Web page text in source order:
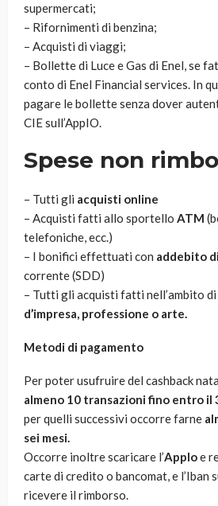
supermercati;
– Rifornimenti di benzina;
– Acquisti di viaggi;
– Bollette di Luce e Gas di Enel, se
conto di Enel Financial services. In
pagare le bollette senza dover
CIE sull’AppIO.
Spese non
– Tutti gli acquisti online
– Acquisti fatti allo sportello ATM
telefoniche, ecc.)
– I bonifici effettuati con addebito
corrente (SDD)
– Tutti gli acquisti fatti nell’ambito di
d’impresa, professione o arte.
Metodi di pagamento
Per poter usufruire del cashback
almeno 10 transazioni fino entro il
per quelli successivi occorre farne
sei mesi.
Occorre inoltre scaricare l’AppIoe
carte di credito o bancomat, e l’Iban
ricevere il rimborso.